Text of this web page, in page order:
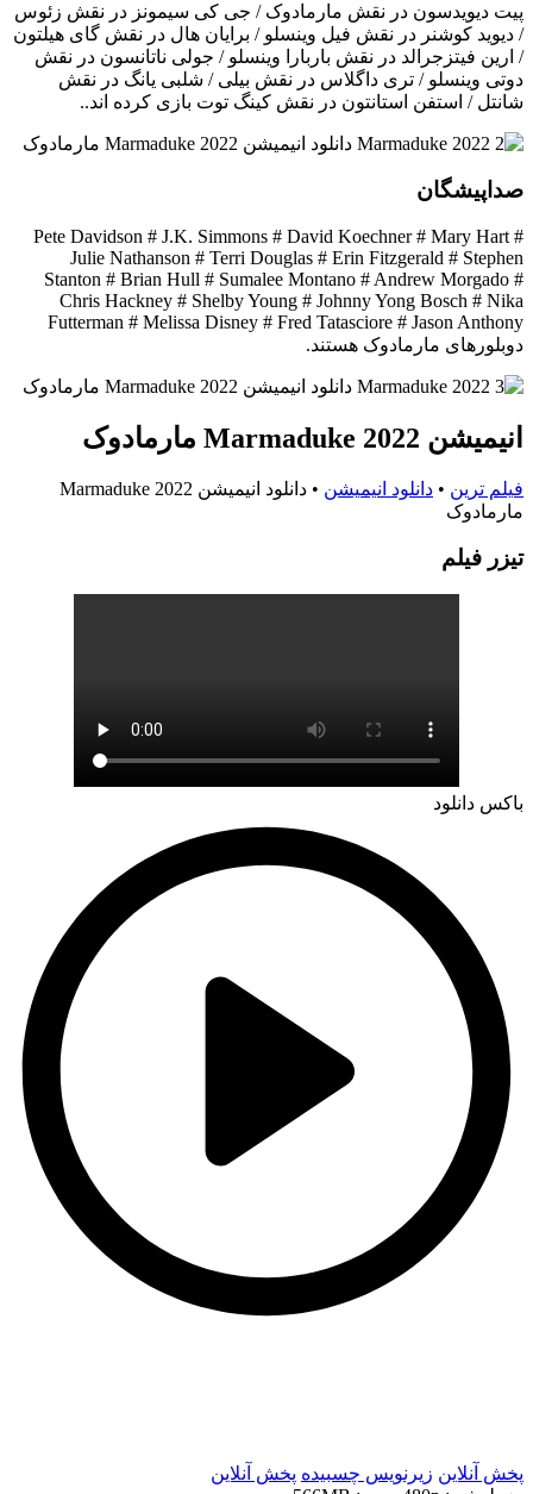
پیت دیویدسون در نقش مارمادوک / جی کی سیمونز در نقش زئوس
/ دیوید کوشنر در نقش فیل وینسلو / برایان هال در نقش گای هیلتون
/ ارین فیتزجرالد در نقش باربارا وینسلو / جولی ناتانسون در نقش
دوتی وینسلو / تری داگلاس در نقش بیلی / شلبی یانگ در نقش
شانتل / استفن استانتون در نقش کینگ توت بازی کرده اند..
صداپیشگان
Pete Davidson # J.K. Simmons # David Koechner # Mary Hart #
Julie Nathanson # Terri Douglas # Erin Fitzgerald # Stephen
Stanton # Brian Hull # Sumalee Montano # Andrew Morgado #
Chris Hackney # Shelby Young # Johnny Yong Bosch # Nika
Futterman # Melissa Disney # Fred Tatasciore # Jason Anthony
دوبلورهای مارمادوک هستند.
انیمیشن Marmaduke 2022 مارمادوک
فیلم ترین • دانلود انیمیشن •
دانلود انیمیشن Marmaduke 2022
مارمادوک
تيزر فيلم
باکس دانلود
پخش آنلاین زیرنویس چسبیده پخش آنلاین